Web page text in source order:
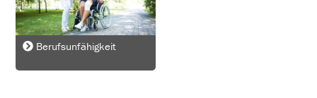
Berufsunfähigkeit